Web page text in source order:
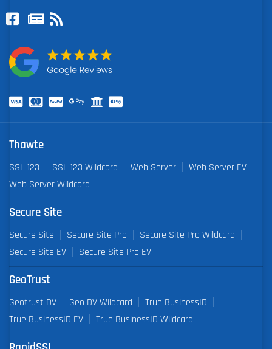
Thawte
SSL 123 SSL 123 Wildcard Web Server
Web Server EV
Web Server Wildcard
Secure Site
Secure Site Secure Site Pro
Secure Site Pro Wildcard
Secure Site EV
Secure Site Pro EV
GeoTrust
Geotrust DV Geo DV Wildcard
True BusinessID
True BusinessID EV
True BusinessID Wildcard